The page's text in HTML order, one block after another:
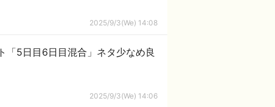
2025/9/3(We) 14:08
「5日目6日目混合」ネタ少なめ良
2025/9/3(We) 14:06